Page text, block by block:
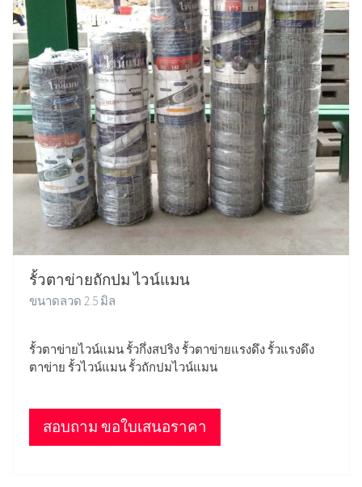
รั้วตาข่ายถักปม ไวน์แมน
ขนาดลวด 2.5 มิล
รั้วตาข่ายไวน์แมน รั้วกึ่งสปริง รั้วตาข่ายแรงดึง รั้วแรงดึง
ตาข่าย รั้วไวน์แมน รั้วถักปมไวน์แมน
สอบถาม ขอใบเสนอราคา